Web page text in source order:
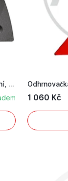
Odhrnovačka přední díl, levé provedení, vhodná...
1 060 Kč